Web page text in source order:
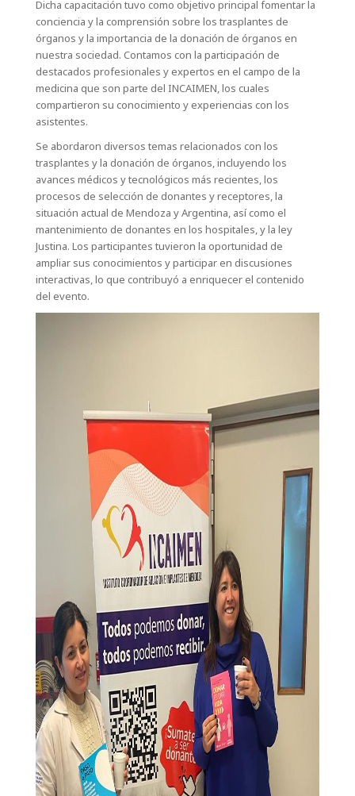
Dicha capacitación tuvo como objetivo principal fomentar la
conciencia y la comprensión sobre los trasplantes de
órganos y la importancia de la donación de órganos en
nuestra sociedad. Contamos con la participación de
destacados profesionales y expertos en el campo de la
medicina que son parte del INCAIMEN, los cuales
compartieron su conocimiento y experiencias con los
asistentes.
Se abordaron diversos temas relacionados con los
trasplantes y la donación de órganos, incluyendo los
avances médicos y tecnológicos más recientes, los
procesos de selección de donantes y receptores, la
situación actual de Mendoza y Argentina, así como el
mantenimiento de donantes en los hospitales, y la ley
Justina. Los participantes tuvieron la oportunidad de
ampliar sus conocimientos y participar en discusiones
interactivas, lo que contribuyó a enriquecer el contenido
del evento.